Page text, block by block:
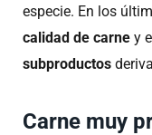
especie. En los
calidad de carne y
subproductos
Carne muy